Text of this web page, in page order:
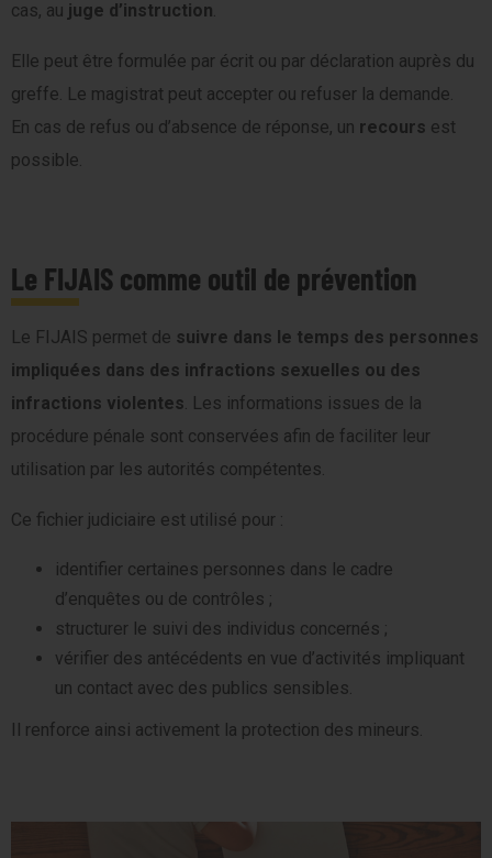
cas, au juge d’instruction
Elle peut être formulée par écrit ou par déclaration auprès du
greffe. Le magistrat peut accepter ou refuser la demande.
En cas de refus ou d’absence de réponse, un recours est
possible.
Le FIJAIS comme outil de prévention
Le FIJAIS permet de suivre dans le temps des personnes
impliquées dans des infractions sexuelles ou des
infractions violentes . Les informations issues de la
procédure pénale sont conservées afin de faciliter leur
utilisation par les autorités compétentes.
Ce fichier judiciaire est utilisé pour :
identifier certaines personnes dans le cadre
d’enquêtes ou de contrôles ;
structurer le suivi des individus concernés ;
vérifier des antécédents en vue d’activités impliquant
un contact avec des publics sensibles.
Il renforce ainsi activement la protection des mineurs.